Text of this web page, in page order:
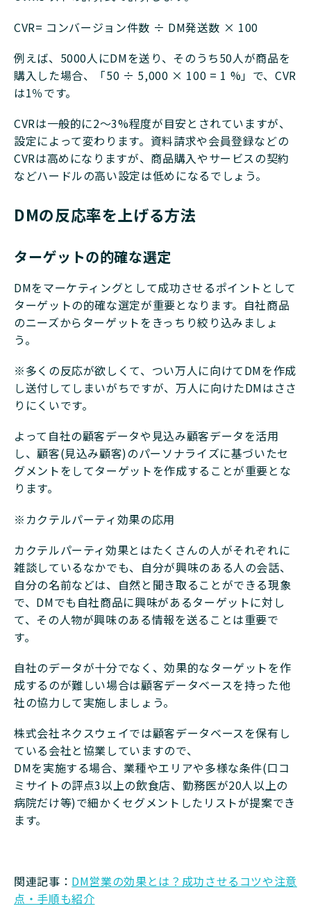
CVR= コンバージョン件数 ÷ DM発送数 × 100
例えば、5000人にDMを送り、そのうち50人が商品を
購入した場合、「50 ÷ 5,000 × 100 = 1 %」で、CVR
は1％です。
CVRは一般的に2～3%程度が目安とされていますが、
設定によって変わります。資料請求や会員登録などの
CVRは高めになりますが、商品購入やサービスの契約
などハードルの高い設定は低めになるでしょう。
DMの反応率を上げる方法
ターゲットの的確な選定
DMをマーケティングとして成功させるポイントとして
ターゲットの的確な選定が重要となります。自社商品
のニーズからターゲットをきっちり絞り込みましょ
う。
※多くの反応が欲しくて、つい万人に向けてDMを作成
し送付してしまいがちですが、万人に向けたDMはささ
りにくいです。
よって自社の顧客データや見込み顧客データを活用
し、顧客(見込み顧客)のパーソナライズに基づいたセ
グメントをしてターゲットを作成することが重要とな
ります。
※カクテルパーティ効果の応用
カクテルパーティ効果とはたくさんの人がそれぞれに
雑談しているなかでも、自分が興味のある人の会話、
自分の名前などは、自然と聞き取ることができる現象
で、DMでも自社商品に興味があるターゲットに対し
て、その人物が興味のある情報を送ることは重要で
す。
自社のデータが十分でなく、効果的なターゲットを作
成するのが難しい場合は顧客データベースを持った他
社の協力して実施しましょう。
株式会社ネクスウェイでは顧客データベースを保有し
ている会社と協業していますので、
DMを実施する場合、業種やエリアや多様な条件(口コ
ミサイトの評点3以上の飲食店、勤務医が20人以上の
病院だけ等)で細かくセグメントしたリストが提案でき
ます。
関連記事： DM営業の効果とは？成功させるコツや注意
点・手順も紹介